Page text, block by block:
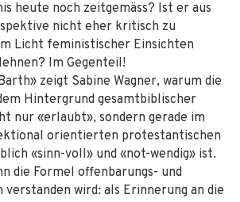
heute noch zeitgemäss? Ist er aus
nicht eher kritisch zu
Licht feministischer Einsichten
Im Gegenteil!
zeigt Sabine Wagner, warum die
Hintergrund gesamtbiblischer
nur «erlaubt», sondern gerade im
orientierten protestantischen
«sinn-voll» und «not-wendig» ist.
die Formel offenbarungs- und
verstanden wird: als Erinnerung an die